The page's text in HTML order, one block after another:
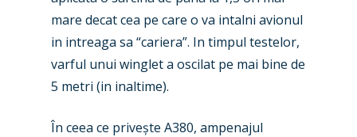
mare decat cea pe care o va intalni avionul
in intreaga sa “cariera”. In timpul testelor,
varful unui winglet a oscilat pe mai bine de
5 metri (in inaltime).
În ceea ce privește A380, ampenajul